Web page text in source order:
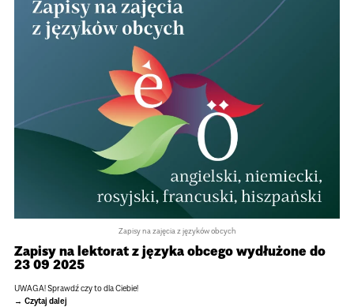
Zapisy na zajęcia z języków obcych
Zapisy na lek­to­rat z języka obcego wydłużone do
23 09 2025
UWAGA! Sprawdź czy to dla Cie­bie!
Czytaj dalej